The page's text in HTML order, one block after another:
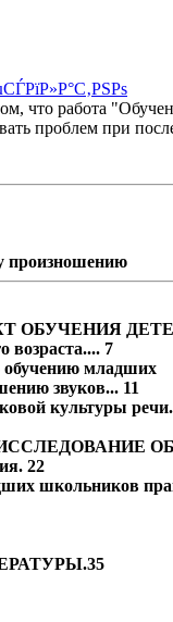
что работа
проблем при
произношению
ОБУЧЕНИЯ
возраста.... 7
обучению младших
звуков... 11
культуры
22
школьников